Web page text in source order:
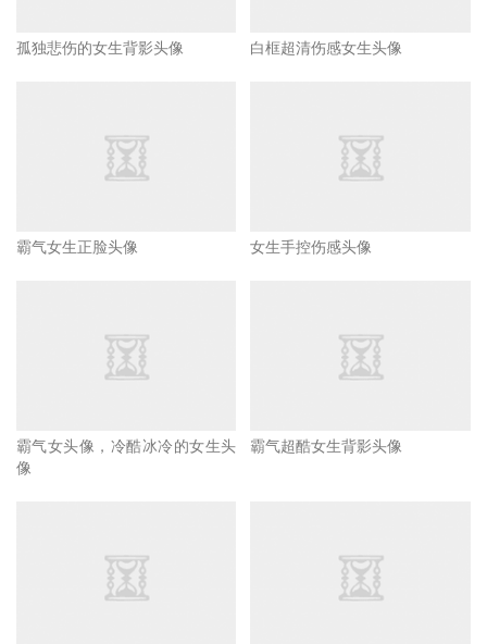
孤独悲伤的女生背影头像 白框超清伤感女生头像
霸气女生正脸头像 女生手控伤感头像
霸气女头像，冷酷冰冷的女生头
像
霸气超酷女生背影头像